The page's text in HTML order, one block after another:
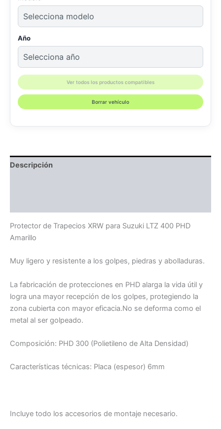
Año
Ver todos los productos compatibles
Borrar vehículo
Descripción
Protector de Trapecios XRW para Suzuki LTZ 400 PHD
Amarillo
Muy ligero y resistente a los golpes, piedras y abolladuras.
La fabricación de protecciones en PHD alarga la vida útil y
logra una mayor recepción de los golpes, protegiendo la
zona cubierta con mayor eficacia.No se deforma como el
metal al ser golpeado.
Composición: PHD 300 (Polietileno de Alta Densidad)
Características técnicas: Placa (espesor) 6mm
Incluye todo los accesorios de montaje necesario.